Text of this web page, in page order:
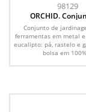
98129
ORCHID.
jardinagem com 3
em metal e
eucalipto
Conjunto de
ferramentas em metal
eucalipto: pá, rastelo e
bolsa em